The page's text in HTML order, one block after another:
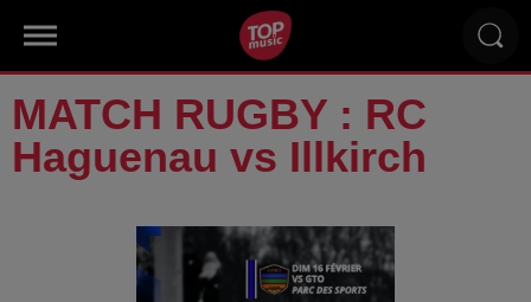
MATCH RUGBY : RC
Haguenau vs Illkirch